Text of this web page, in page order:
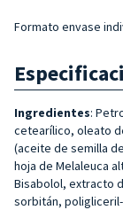
Formato envase
Ingredientes:
cetearílico, oleato
(aceite de semilla
hoja de Melaleuca
Bisabolol, extracto
sorbitán,